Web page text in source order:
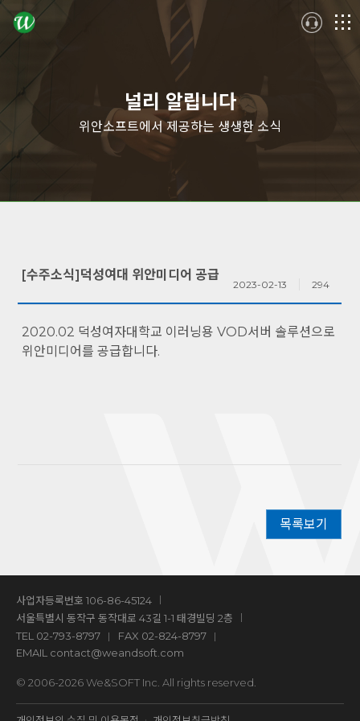
logo
널리 알립니다
위안소프트에서 제공하는 생생한 소식
[수주소식]덕성여대 위안미디어 공급
2023-02-13 294
2020.02 덕성여자대학교 이러닝용 VOD서버 솔루션으로
위안미디어를 공급합니다.
목록보기
사업자등록번호 106-86-45124
서울특별시 동작구 동작대로 43길 1-1 태경빌딩 2층
TEL 02-793-8797
FAX 02-824-8797
EMAIL contact@weandsoft.com
© 2006-2026 We&SOFT Inc. All rights reserved.